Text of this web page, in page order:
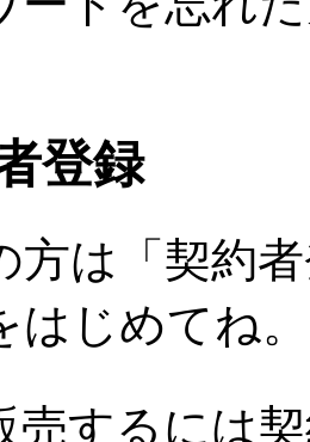
登録
方は「契約
はじめてね。
売するには